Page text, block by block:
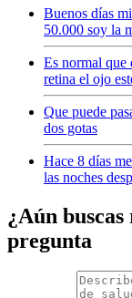
Buenos días
50.000 soy la
Es normal que
retina el ojo
Que puede
dos gotas
Hace 8 días
las noches
¿Aún buscas
pregunta